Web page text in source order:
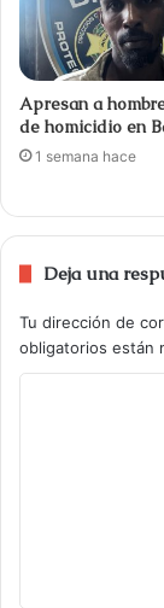
Apresan a
de homicidio en
1 semana hace
Deja una
Tu dirección de
obligatorios están